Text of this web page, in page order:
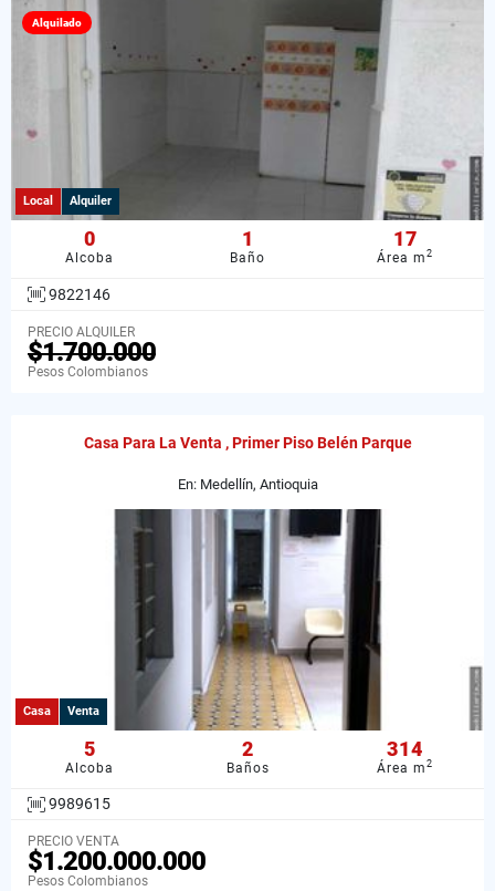
Alquilado
Local Alquiler
0
Alcoba
1
Baño
17
Área m2
9822146
PRECIO ALQUILER
$1.700.000
Pesos Colombianos
Casa Para La Venta , Primer Piso Belén Parque
En: Medellín, Antioquia
Casa Venta
5
Alcoba
2
Baños
314
Área m2
9989615
PRECIO VENTA
$1.200.000.000
Pesos Colombianos